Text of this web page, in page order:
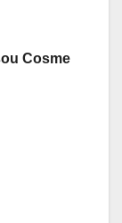
Cosme